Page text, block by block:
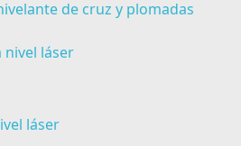
de cruz y plomadas
láser